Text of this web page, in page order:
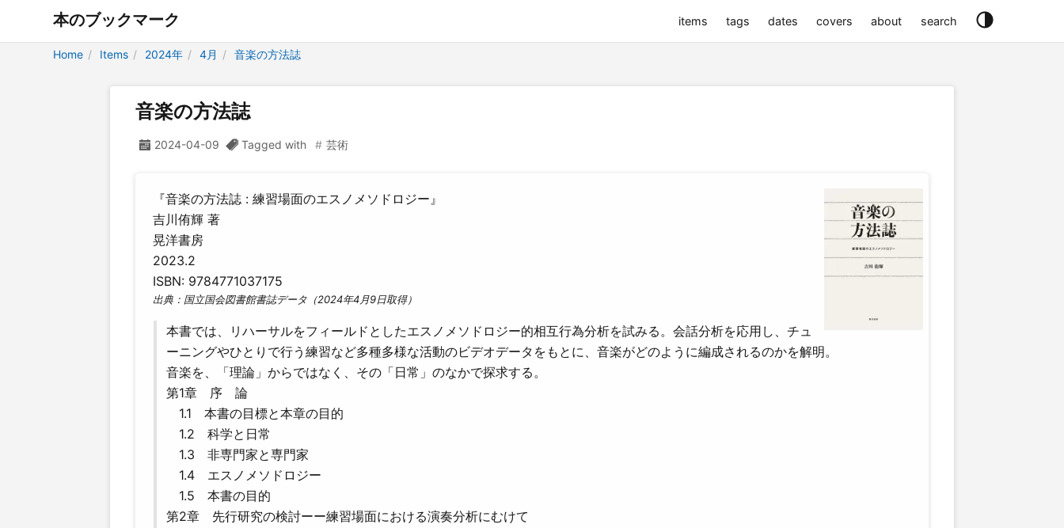
本のブックマーク items tags dates covers about search
Home Items 2024年 4月 音楽の方法誌
音楽の方法誌
2024-04-09 Tagged with 芸術
『音楽の方法誌 : 練習場面のエスノメソドロジー』
吉川侑輝 著
晃洋書房
2023.2
ISBN: 9784771037175
出典：国立国会図書館書誌データ（2024年4月9日取得）
本書では、リハーサルをフィールドとしたエスノメソドロジー的相互行為分析を試みる。会話分析を応用し、チュ
ーニングやひとりで行う練習など多種多様な活動のビデオデータをもとに、音楽がどのように編成されるのかを解明。
音楽を、「理論」からではなく、その「日常」のなかで探求する。
第1章 序 論
1.1 本書の目標と本章の目的
1.2 科学と日常
1.3 非専門家と専門家
1.4 エスノメソドロジー
1.5 本書の目的
第2章 先行研究の検討ーー練習場面における演奏分析にむけて